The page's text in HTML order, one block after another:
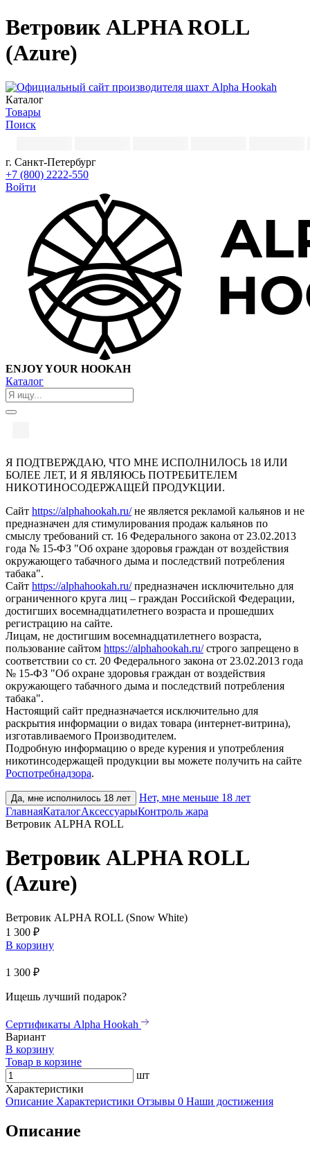
Ветровик ALPHA ROLL
(Azure)
Каталог
Товары
Поиск
г. Санкт-Петербург
+7 (800) 2222-550
Войти
ENJOY YOUR HOOKAH
Каталог
Я ПОДТВЕРЖДАЮ, ЧТО МНЕ ИСПОЛНИЛОСЬ 18 ИЛИ
БОЛЕЕ ЛЕТ, И Я ЯВЛЯЮСЬ ПОТРЕБИТЕЛЕМ
НИКОТИНОСОДЕРЖАЩЕЙ ПРОДУКЦИИ.
Сайт https://alphahookah.ru/не является рекламой кальянов и не
предназначен для стимулирования продаж кальянов по
смыслу требований ст. 16 Федерального закона от 23.02.2013
года № 15-ФЗ "Об охране здоровья граждан от воздействия
окружающего табачного дыма и последствий потребления
табака".
Сайт https://alphahookah.ru/предназначен исключительно для
ограниченного круга лиц – граждан Российской Федерации,
достигших восемнадцатилетнего возраста и прошедших
регистрацию на сайте.
Лицам, не достигшим восемнадцатилетнего возраста,
пользование сайтом https://alphahookah.ru/строго запрещено в
соответствии со ст. 20 Федерального закона от 23.02.2013 года
№ 15-ФЗ "Об охране здоровья граждан от воздействия
окружающего табачного дыма и последствий потребления
табака".
Настоящий сайт предназначается исключительно для
раскрытия информации о видах товара (интернет-витрина),
изготавливаемого Производителем.
Подробную информацию о вреде курения и употребления
никотинсодержащей продукции вы можете получить на сайте
Роспотребнадзора.
Да, мне исполнилось 18 лет
Нет, мне меньше 18 лет
ГлавнаяКаталогАксессуарыКонтроль жара
Ветровик ALPHA ROLL
Ветровик ALPHA ROLL
(Azure)
Ветровик ALPHA ROLL (Snow White)
1 300 ₽
В корзину
1 300 ₽
Ищешь лучший подарок?
Сертификаты Alpha Hookah
Вариант
В корзину
Товар в корзине
шт
Характеристики
Описание Характеристики Отзывы 0 Наши достижения
Описание